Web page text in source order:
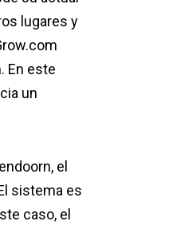
lugares y
En este
un
el
sistema es
caso, el